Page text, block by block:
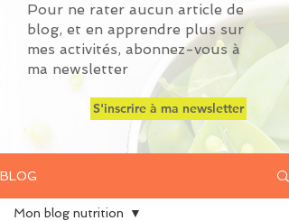
Pour ne rater aucun article de
blog, et en apprendre plus sur
mes activités, abonnez-vous à
ma newsletter
S'inscrire à ma newsletter
BLOG
Mon blog nutrition